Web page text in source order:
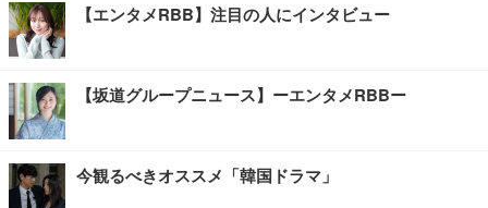
【エンタメRBB】注目の人にインタビュー
【坂道グループニュース】ーエンタメRBBー
今観るべきオススメ「韓国ドラマ」